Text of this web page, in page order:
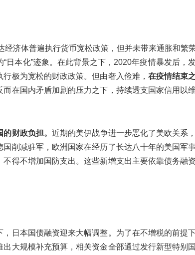
经济体普遍执行货币宽松政策，但并未带来通胀和繁
日本化”迹象。在此背景之下，2020年疫情暴发后，
极为宽松的财政政策。但由奢入俭难，在疫情结束
而在国内矛盾加剧的压力之下，持续透支国家信用以
财政负担。 近期的美伊战争进一步恶化了美欧关系
削减驻军，欧洲国家在经历了长达八十年的美国军
得不增加国防支出。这些新增支出主要依靠债务融
日本国债融资迎来大幅调整。为了在不增税的前提
大规模补充预算，相关资金全部通过发行新型特别